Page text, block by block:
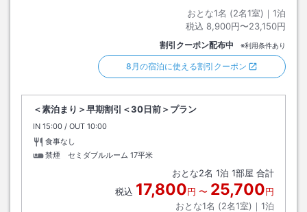
おとな1名 (2名1室)｜ 1泊
税込 8,900円〜23,150円
割引クーポン配布中 ※利用条件あり
8月の宿泊に使える割引クーポン
＜素泊まり＞早期割引＜30日前＞プラン
IN チェックイン
15:00 / OUT チェックアウト
10:00
食事なし
禁煙 セミダブルルーム 17平米
おとな2名 1泊 1部屋 合計
税込 17,800円 〜 25,700円
おとな1名 (2名1室)｜ 1泊